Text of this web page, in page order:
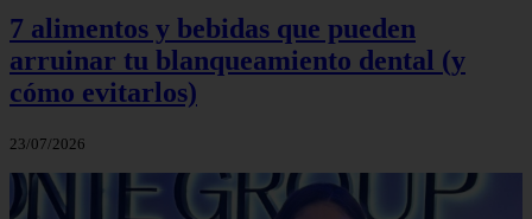
7 alimentos y bebidas que pueden
arruinar tu blanqueamiento dental (y
cómo evitarlos)
23/07/2026